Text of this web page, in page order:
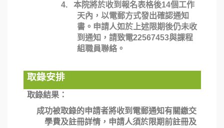
4.
本院將於收到報名表格後14個工作
天內，以電郵方式發出確認通知
書。申請人如於上述限期後仍未收
到通知，請致電22567453與課程
組職員聯絡。
取錄安排
取錄結果：
成功被取錄的申請者將收到電郵通知有關繳交
學費及註冊詳情，申請人須於限期前註冊及